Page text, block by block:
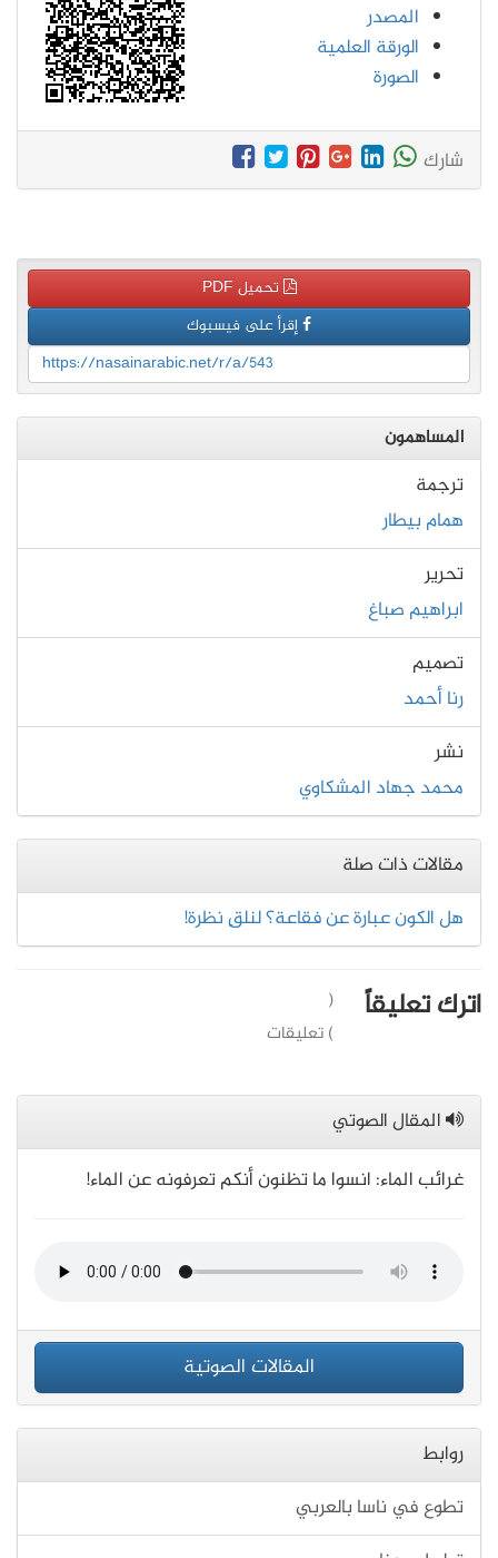
المصدر
الورقة العلمية
الصورة
شارك
تحميل PDF
إقرأ على فيسبوك
https://nasainarabic.net/r/a/543
المساهمون
ترجمة
همام بيطار
تحرير
ابراهيم صباغ
تصميم
رنا أحمد
نشر
محمد جهاد المشكاوي
مقالات ذات صلة
هل الكون عبارة عن فقاعة؟ لنلقِ نظرة!
اترك تعليقاً
(
) تعليقات
المقال الصوتي
غرائب الماء: انسوا ما تظنون أنكم تعرفونه عن الماء!
المقالات الصوتية
روابط
تطوع في ناسا بالعربي